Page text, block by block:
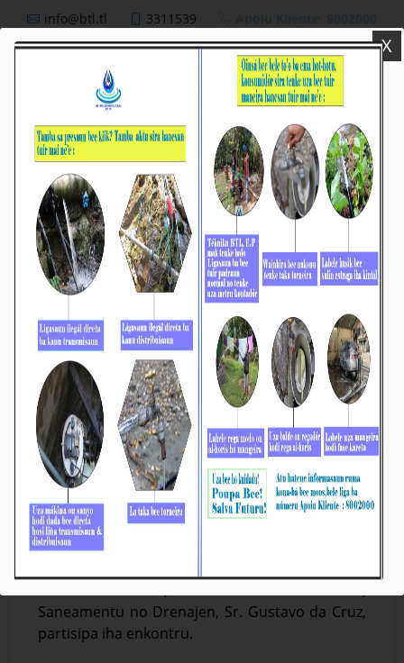
info@btl.tl 3311539
Ezekutivu BTL, E.P Partisipa Reuniaun iha MOP
Média_BTL, E.P 01-Jullu -2024
Díli, 01/07/2024. Prezidente Komsiaun Ezekutiva
(KE) Bee Timor-Leste, Empreza Públika (BTL, E.P),
Saneamentu no Drenajen, Sr. Gustavo da Cruz,
partisipa iha enkontru.
X